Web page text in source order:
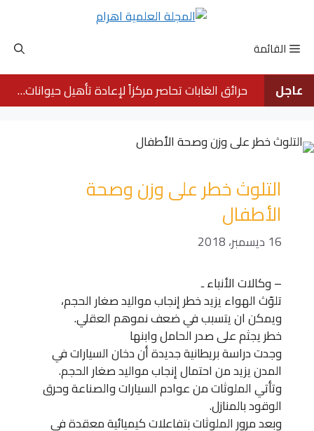
المحتوىالقائمة
عاجل حرائق الغابات تحاصر مركزاً لإعادة تأهيل حيوانات الأورانجوتان في بورنيو
التلوث خطر على وزن وصحة
الأطفال
16 ديسمبر، 2018
– وكالات الأنباء ـ
تلوّث الهواء يزيد خطر إنجاب مواليد صغار الحجم،
ويمكن ان يتسبب في ضعف نموهم العقلي.
خطر يجثم على صدر الحامل وابنها
وجدت دراسة بريطانية جديدة أن دخان السيارات في
المدن يزيد من احتمال إنجاب مواليد صغار الحجم.
وتأتي الملوثات من عوادم السيارات والصناعة وحرق
الوقود بالمنازل.
وبعد مرور الملوثات بتفاعلات كيميائية معقدة في